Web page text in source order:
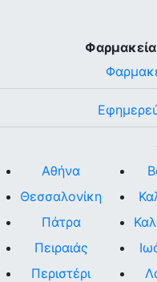
Αθήνα
Θεσσαλονίκη
Πάτρα
Πειραιάς
Περιστέρι